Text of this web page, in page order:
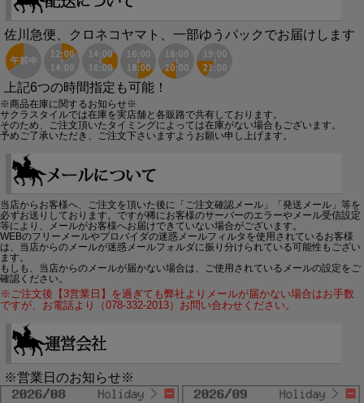
佐川急便、クロネコヤマト、一部ゆうパックでお届けします
上記6つの時間指定も可能！
※商品在庫に関するお知らせ※
サクラスタイルでは在庫を実店舗と各販路で共有しております。
そのため、ご注文頂いたタイミングによっては在庫がない場合もございます。
予めご了承いただき、ご注文下さいますようお願い申し上げます。
当店からお客様へ、ご注文を頂いた後に「ご注文確認メール」「発送メール」等を
必ずお送りしております。ですが稀にお客様のサーバーのエラーやメール受信設定
等により、メールがお客様へお届けできていない場合がございます。
WEBのフリーメールやプロバイダの迷惑メールフィルタを使用されているお客様
は、当店からのメールが迷惑メールフォルダに振り分けられている可能性もござい
ます。
もしも、当店からのメールが届かない場合は、ご使用されているメールの設定をご
確認ください。
※ご注文後【3営業日】を過ぎても弊社よりメールが届かない場合はお手数
ですが、お電話より（078-332-2013）お問い合わせください。
※営業日のお知らせ※